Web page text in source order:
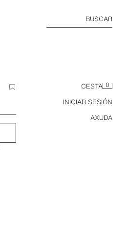
BUSCAR
CESTA 0
INICIAR SESIÓN
AXUDA